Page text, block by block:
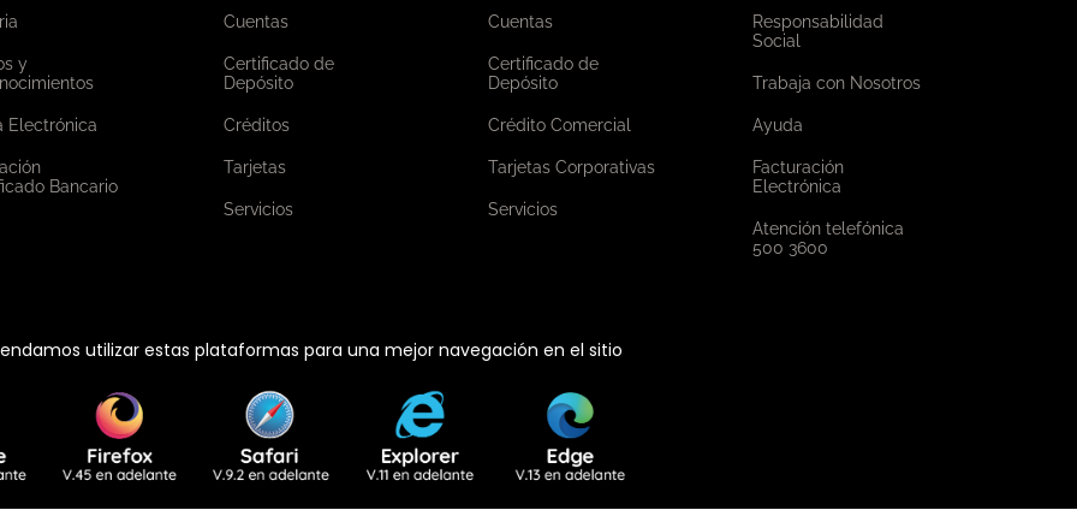
y
Electrónica
Bancario
Cuentas
Certificado de
Depósito
Créditos
Tarjetas
Servicios
Cuentas
Certificado de
Depósito
Crédito Comercial
Tarjetas Corporativas
Servicios
Responsabilidad
Social
Trabaja con Nosotros
Ayuda
Facturación
Electrónica
Atención telefónica
500 3600
utilizar estas plataformas para una mejor navegación en el sitio